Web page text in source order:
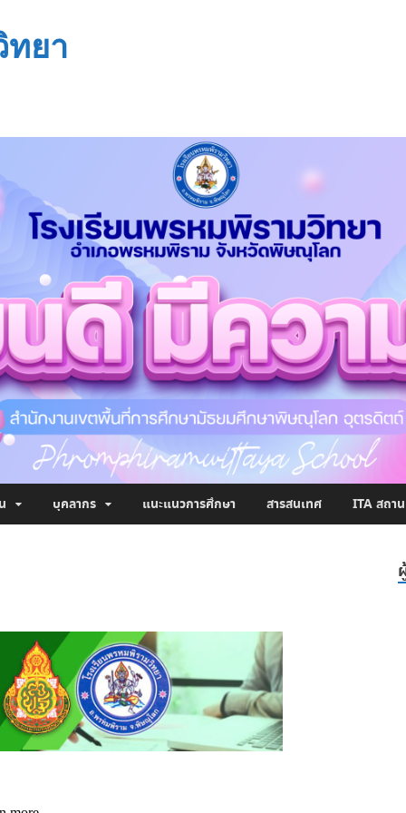
ทยา
บุคลากร แนะแนวการศึกษา สารสนเทศ ITA สถา